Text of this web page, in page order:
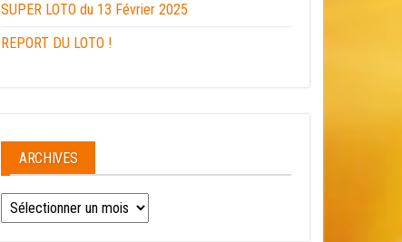
SUPER LOTO du 13 Février 2025
REPORT DU LOTO !
ARCHIVES